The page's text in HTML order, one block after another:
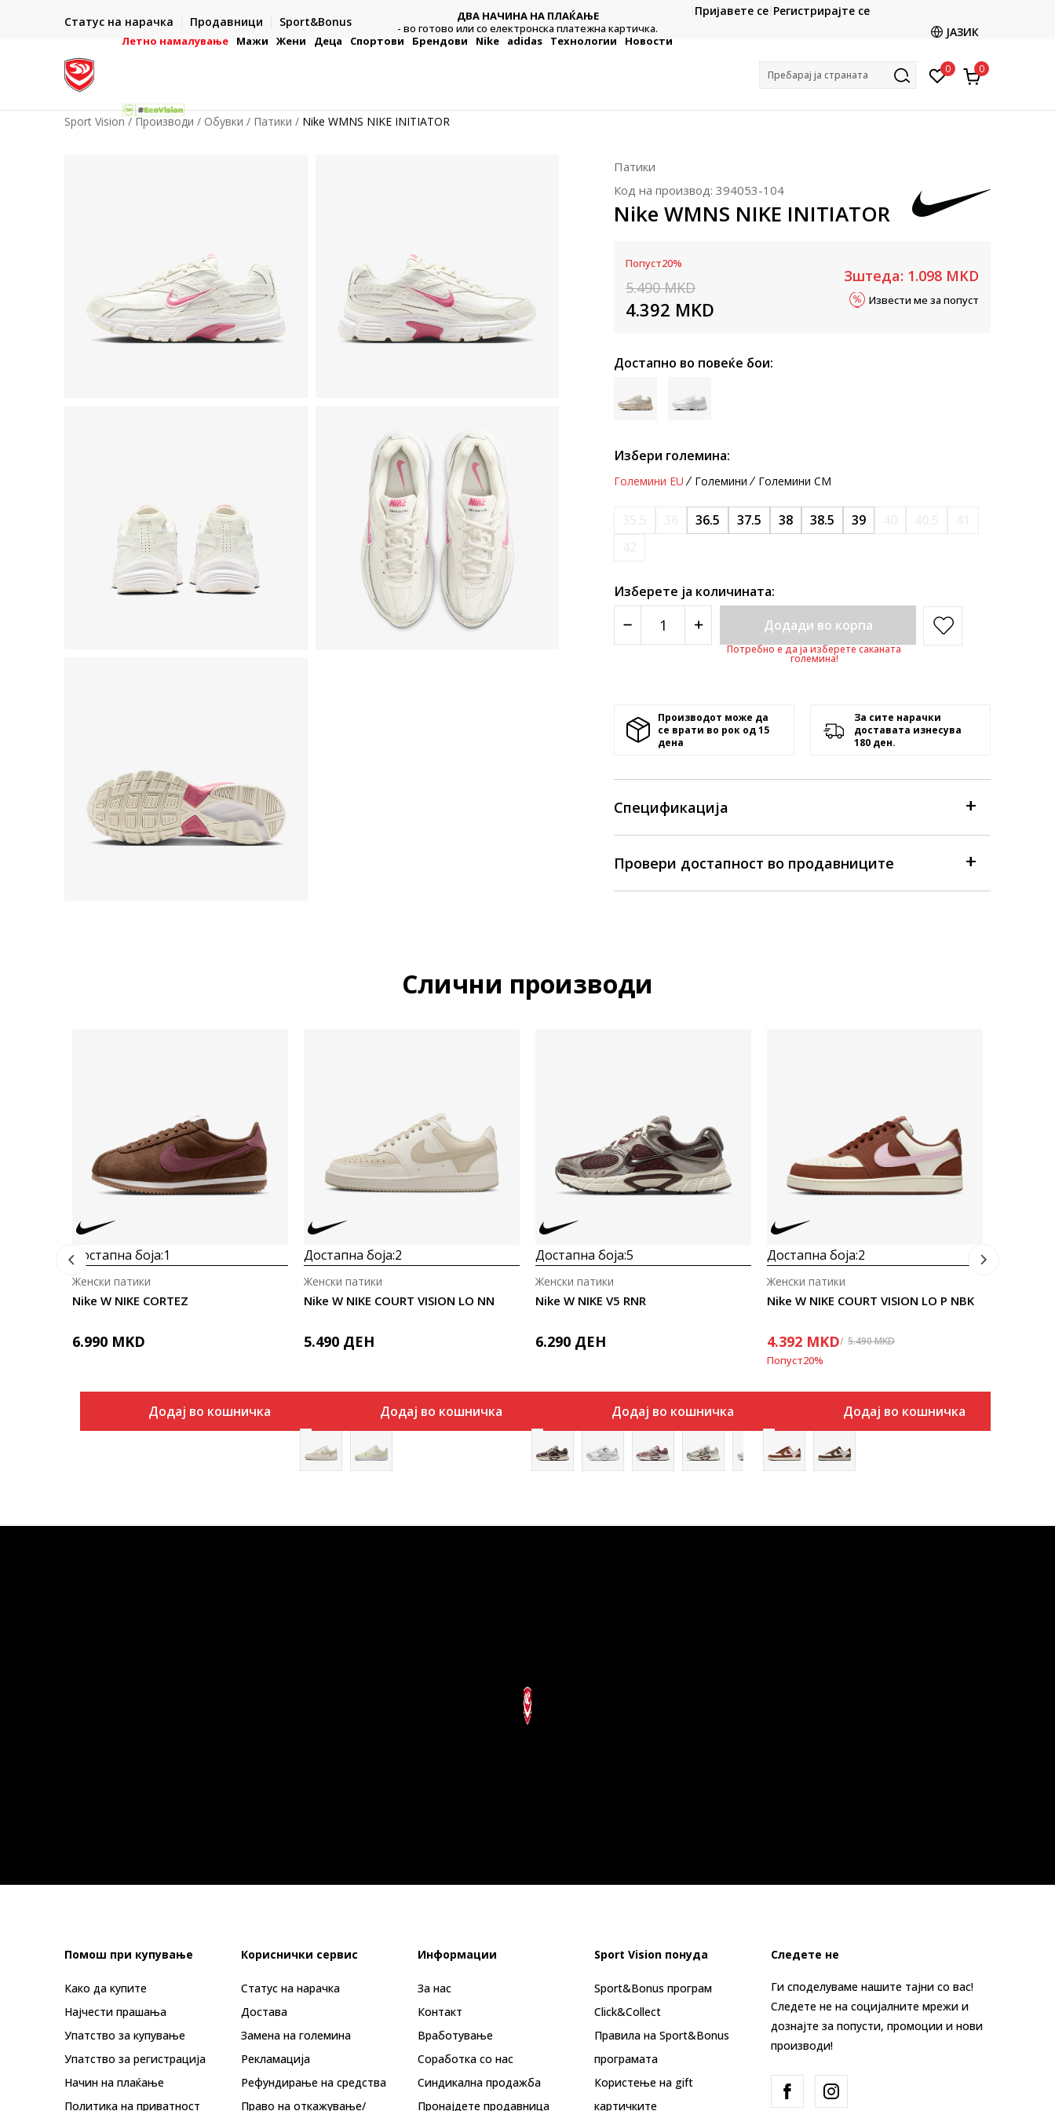
Статус на нарачка Продавници Sport&Bonus
- на сите нарачки во готово или со електронска платежна
ДВА НАЧИНА НА ПЛАЌАЊЕ
- во готово или со електронска платежна картичка.
CLICK & COLLECT
Платете со картичка online и подигнете во продавницата
Пријавете се Регистрирајте се
ЈАЗИК
Летно намалување Мажи Жени Деца Спортови Брендови Nike adidas Технологии Новости
Пребарај ја страната 0 0
Sport Vision Производи Обувки Патики Nike WMNS NIKE INITIATOR
Патики
Код на производ: 394053-104
Nike WMNS NIKE INITIATOR
Попуст20%
5.490 MKD
4.392 MKD
Зштеда: 1.098 MKD
Извести ме за попуст
Достапно во повеќе бои:
Избери големина:
Големини EU Големини Големини CM
36.5 37.5 38 38.5 39
Изберете ја количината:
Додади во корпа
Потребно е да ја изберете саканата
големина!
Производот може да
се врати во рок од 15
денa
За сите нарачки
доставата изнесува
180 ден.
Спецификација
Провери достапност во продавниците
Слични производи
Достапна боја:1
Nike W NIKE CORTEZ
Женски патики
6.990 MKD
Додај во кошничка
Достапна боја:2
Nike W NIKE COURT VISION LO NN
Женски патики
5.490 ДЕН
Додај во кошничка
Достапна боја:5
Nike W NIKE V5 RNR
Женски патики
6.290 ДЕН
Додај во кошничка
Достапна боја:2
Nike W NIKE COURT VISION LO P NBK
Женски патики
4.392 MKD 5.490MKD
Попуст20%
Додај во кошничка
Помош при купување
Како да купите
Најчести прашања
Упатство за купување
Упатство за регистрација
Начин на плаќање
Политика на приватност
Кориснички сервис
Статус на нарачка
Достава
Замена на големина
Рекламациja
Рефундирање на средства
Право на откажување/
Информации
За нас
Контакт
Вработување
Соработка со нас
Синдикална продажба
Пронајдете продавница
Sport Vision понуда
Sport&Bonus програм
Click&Collect
Правила на Sport&Bonus
програмата
Користење на gift
картичките
Следете не
Ги споделуваме нашите тајни со вас!
Следете не на социјалните мрежи и
дознајте за попусти, промоции и нови
производи!